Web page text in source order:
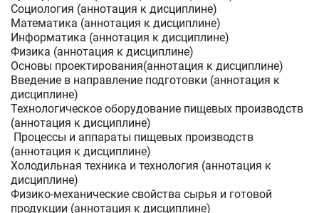
Социология (аннотация к дисциплине)
Математика (аннотация к дисциплине)
Информатика (аннотация к дисциплине)
Физика (аннотация к дисциплине)
Основы проектирования(аннотация к дисциплине)
Введение в направление подготовки (аннотация к
дисциплине)
Технологическое оборудование пищевых производств
(аннотация к дисциплине)
Процессы и аппараты пищевых производств
(аннотация к дисциплине)
Холодильная техника и технология (аннотация к
дисциплине)
Физико-механические свойства сырья и готовой
продукции (аннотация к дисциплине)